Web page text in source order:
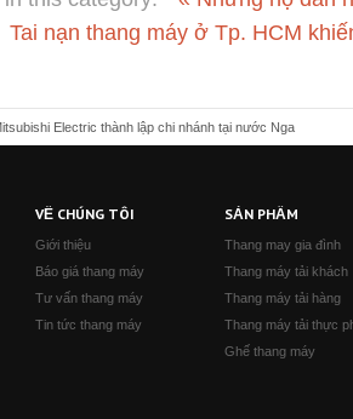
Tai nạn thang máy ở Tp. HCM
Electric thành lập chi nhánh tại nước Nga
VỀ CHÚNG TÔI
Giới thiệu
Báo giá thang máy
Tư vấn thang máy
Tin tức thang máy
SẢN PHẨM
Thang may gia đình
Thang máy tải khách
Thang máy tải hàng
Thang máy tải thực
Ghế thang máy